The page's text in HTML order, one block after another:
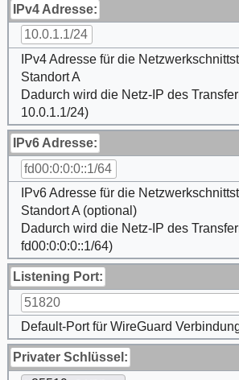
IPv4 Adresse:
10.0.1.1/24
IPv4 Adresse für die
Standort A
Dadurch wird die Netz-IP des
10.0.1.1/24)
IPv6 Adresse:
fd00:0:0:0::1/64
IPv6 Adresse für die
Standort A (optional)
Dadurch wird die Netz-IP des
fd00:0:0:0::1/64)
Listening Port:
51820
Default-Port für WireGuard
Privater Schlüssel: